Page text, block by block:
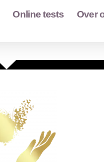
Online tests Over